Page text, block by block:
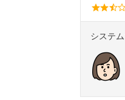
システ